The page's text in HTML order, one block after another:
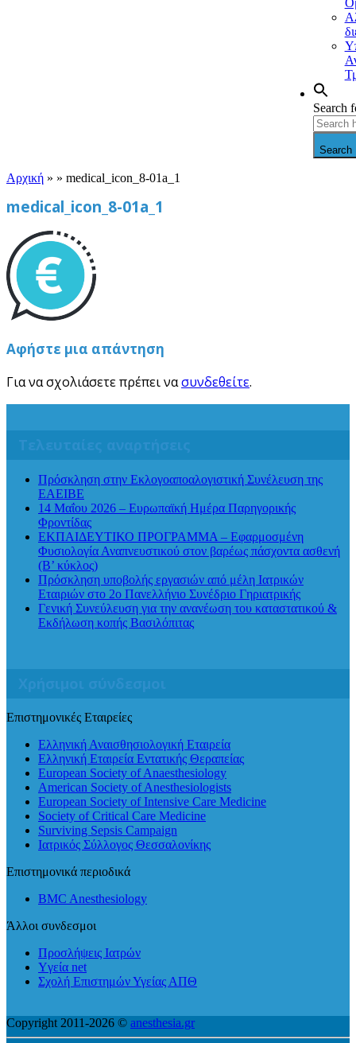
Search
Search
Αρχική » » medical_icon_8-01a_1
medical_icon_8-01a_1
Αφήστε μια απάντηση
Για να σχολιάσετε πρέπει νασυνδεθείτε.
Πρόσκληση στην Εκλογοαποαλογιστική Συνέλευση της
ΕΑΕΙΒΕ
14 Μαΐου 2026 – Ευρωπαϊκή Ημέρα Παρηγορικής
Φροντίδας
ΕΚΠΑΙΔΕΥΤΙΚΟ ΠΡΟΓΡΑΜΜΑ – Εφαρμοσμένη
Φυσιολογία Αναπνευστικού στον βαρέως πάσχοντα ασθενή
(Β’ κύκλος)
Πρόσκληση υποβολής εργασιών από μέλη Ιατρικών
Εταιριών στο 2ο Πανελλήνιο Συνέδριο Γηριατρικής
Γενική Συνεύλευση για την ανανέωση του καταστατικού &
Εκδήλωση κοπής Βασιλόπιτας
Επιστημονικές Εταιρείες
Ελληνική Αναισθησιολογική Εταιρεία
Ελληνική Εταιρεία Εντατικής Θεραπείας
European Society of Anaesthesiology
American Society of Anesthesiologists
European Society of Intensive Care Medicine
Society of Critical Care Medicine
Surviving Sepsis Campaign
Ιατρικός Σύλλογος Θεσσαλονίκης
Επιστημονικά περιοδικά
BMC Anesthesiology
Άλλοι συνδεσμοι
Προσλήψεις Ιατρών
Yγεία net
Σχολή Επιστημών Υγείας ΑΠΘ
Copyright 2011-2026 © anesthesia.gr